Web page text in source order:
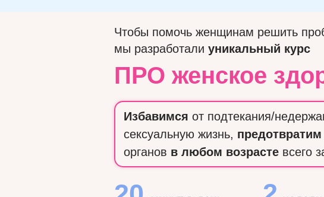
Чтобы помочь женщинам решить
мы разработали уникальный курс
Избавимся от подтекания/
сексуальную жизнь, предотвратим
органов в любом возрасте всего
ПРО женское